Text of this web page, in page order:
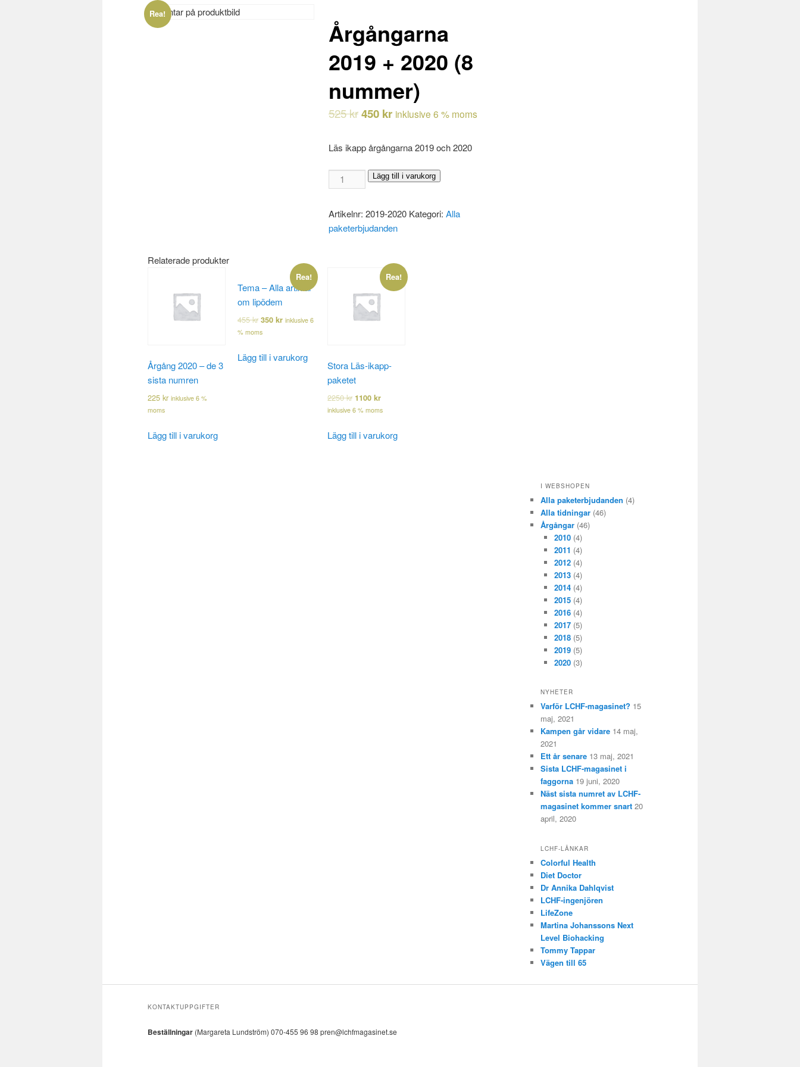
Rea!
Årgångarna
2019 + 2020 (8
nummer)
525kr450 kr inklusive 6 % moms
Läs ikapp årgångarna 2019 och 2020
Årgångarna
2019
2020
(8
Lägg till i varukorg
Artikelnr: 2019-2020 Kategori: Alla
paketerbjudanden
Relaterade produkter
Årgång 2020 – de 3
sista numren
225 kr inklusive 6 %
moms
Lägg till i varukorg
Rea!
Tema – Alla artiklar
om lipödem
455kr 350 kr inklusive 6
% moms
Lägg till i varukorg
Rea!
Stora Läs-ikapp-
paketet
2250kr 1100 kr
inklusive 6 % moms
Lägg till i varukorg
I WEBSHOPEN
Alla paketerbjudanden (4)
Alla tidningar (46)
Årgångar (46)
2010 (4)
2011 (4)
2012 (4)
2013 (4)
2014 (4)
2015 (4)
2016 (4)
2017 (5)
2018 (5)
2019 (5)
2020 (3)
NYHETER
Varför LCHF-magasinet? 15
maj, 2021
Kampen går vidare 14 maj,
2021
Ett år senare 13 maj, 2021
Sista LCHF-magasinet i
faggorna 19 juni, 2020
Näst sista numret av LCHF-
magasinet kommer snart 20
april, 2020
LCHF-LÄNKAR
Colorful Health
Diet Doctor
Dr Annika Dahlqvist
LCHF-ingenjören
LifeZone
Martina Johanssons Next
Level Biohacking
Tommy Tappar
Vägen till 65
KONTAKTUPPGIFTER
Beställningar (Margareta Lundström) 070-455 96 98 pren@lchfmagasinet.se